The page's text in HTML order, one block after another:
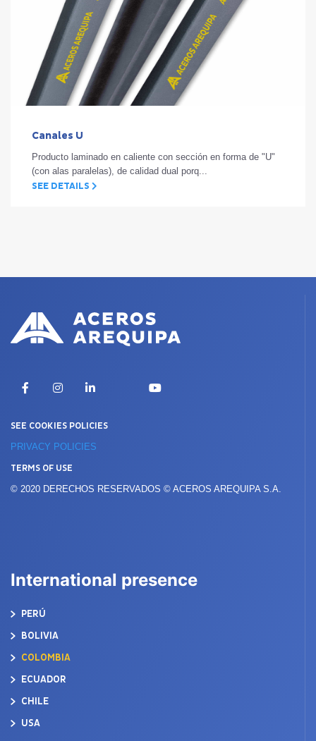
Canales U
Producto laminado en caliente con sección en forma de "U"
(con alas paralelas), de calidad dual porq...
SEE DETAILS
FacebookInstagramLinkedIn YouTube
SEE COOKIES POLICIES
PRIVACY POLICIES
TERMS OF USE
© 2020 DERECHOS RESERVADOS © ACEROS AREQUIPA S.A.
International presence
PERÚ
BOLIVIA
COLOMBIA
ECUADOR
CHILE
USA